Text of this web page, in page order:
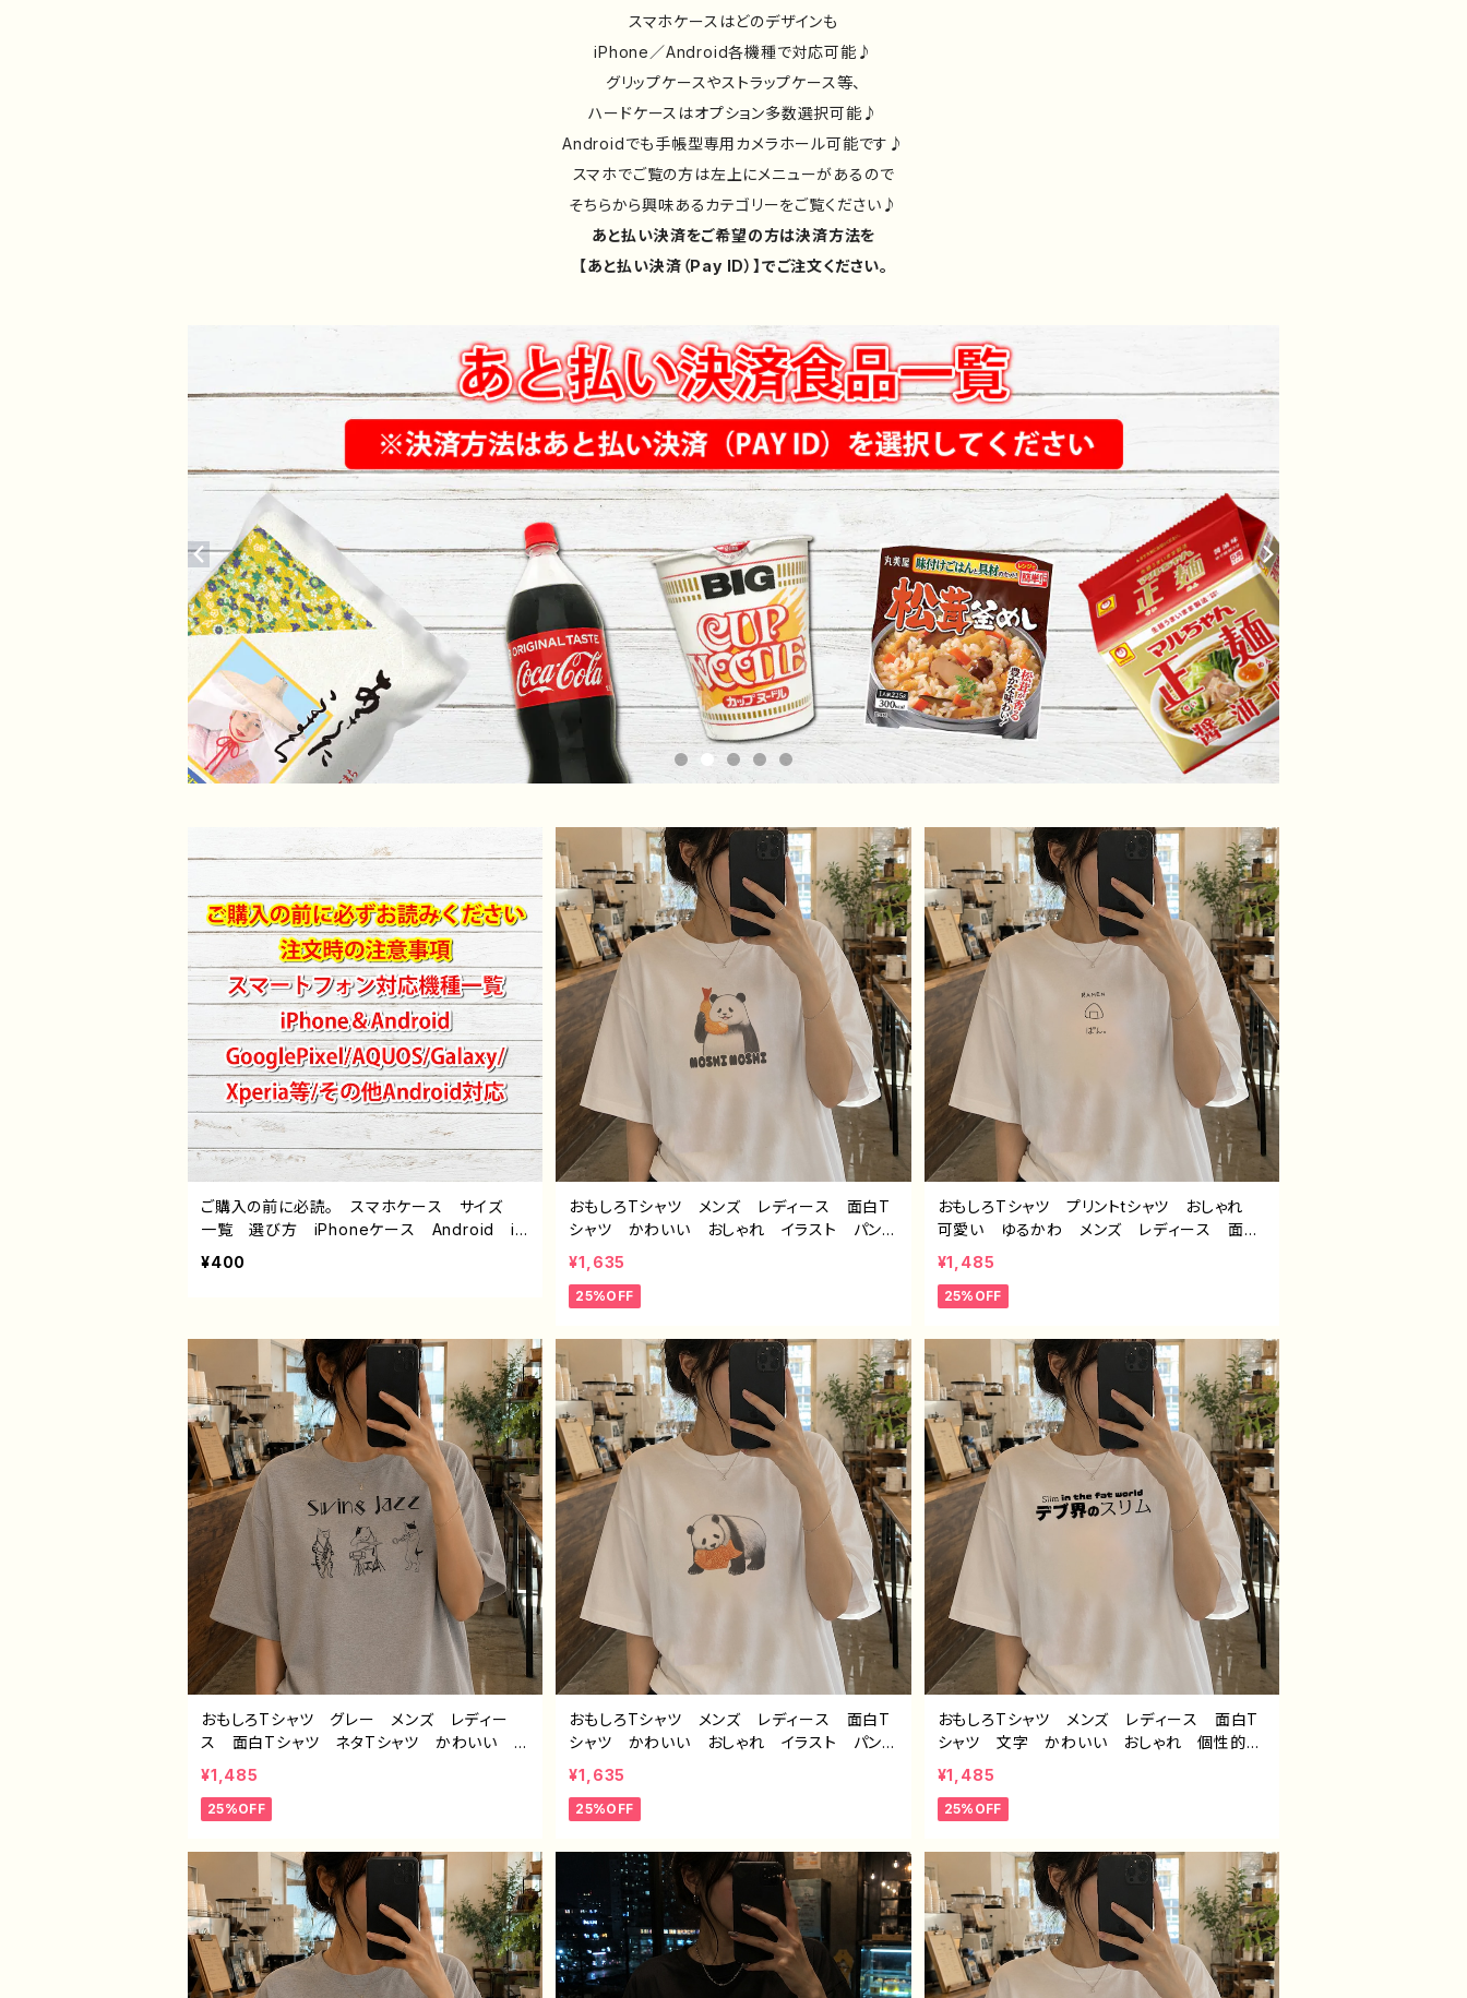
スマホケースはどのデザインも
iPhone／Android各機種で対応可能♪
グリップケースやストラップケース等、
ハードケースはオプション多数選択可能♪
Androidでも手帳型専用カメラホール可能です♪
スマホでご覧の方は左上にメニューがあるので
そちらから興味あるカテゴリーをご覧ください♪
あと払い決済をご希望の方は決済方法を
【あと払い決済（Pay ID）】でご注文ください。
ご購入の前に必読。 スマホケース サイズ
一覧 選び方 iPhoneケース Android iP
hone17/16/15/14/13/12/11 Galaxy Xperi
¥400
おもしろTシャツ メンズ レディース 面白T
シャツ かわいい おしゃれ イラスト パン
ダ 動物 ゆるかわ ゆるい ユニーク ネタ
系 オリジナルキャラクター おすすめ 個性
的 人気 イラストレーター クリエイター
ャツ デザイン コラボ 悪いことを言うパン
ダ タイトル：もしもし悪パンダ 作：こさつ
ね C-3
¥1,635
25%OFF
おもしろTシャツ プリントtシャツ おしゃれ
可愛い ゆるかわ メンズ レディース 面白
Tシャツ イラスト 個性的 おすすめ 面白
い ユニーク 人気 イラストレーター 絵
師 クリエイター オリジナル デザイン グッ
Tシャツ ノンブランド タイトル：デザインTシ
ャツ №626 H-7
¥1,485
25%OFF
おもしろTシャツ グレー メンズ レディー
ス 面白Tシャツ ネタTシャツ かわいい
ねこ ジャズクリエイター イラストレーター
絵師 デザイン コラボ オリジナル デザイ
ン グッズ H-7
¥1,485
25%OFF
おもしろTシャツ メンズ レディース 面白T
シャツ かわいい おしゃれ イラスト パン
ダ 動物 ゆるかわ ゆるい ユニーク ネタ
系 オリジナルキャラクター おすすめ 個性
的 人気 イラストレーター クリエイター
ャツ デザイン コラボ 悪いことを言うパン
ダ タイトル：たいやき悪パンダ 作：こさつ
ね C-3
¥1,635
25%OFF
おもしろTシャツ メンズ レディース 面白T
シャツ 文字 かわいい おしゃれ 個性的
おすすめ 半袖シャツ デザイン コラボ ネ
タTシャツ タイトル：デブ界のスリム（ホワイト）
作：んごミック C-3
¥1,485
25%OFF